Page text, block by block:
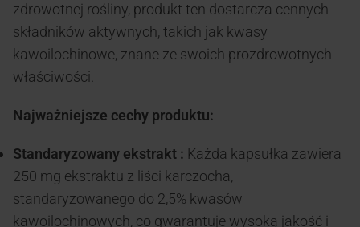
zdrowotnej rośliny, produkt ten dostarcza cennych
składników aktywnych, takich jak kwasy
kawoilochinowe, znane ze swoich prozdrowotnych
właściwości.
Najważniejsze cechy produktu:
Standaryzowany ekstrakt : Każda kapsułka zawiera
250 mg ekstraktu z liści karczocha,
standaryzowanego do 2,5% kwasów
kawoilochinowych, co gwarantuje wysoką jakość i